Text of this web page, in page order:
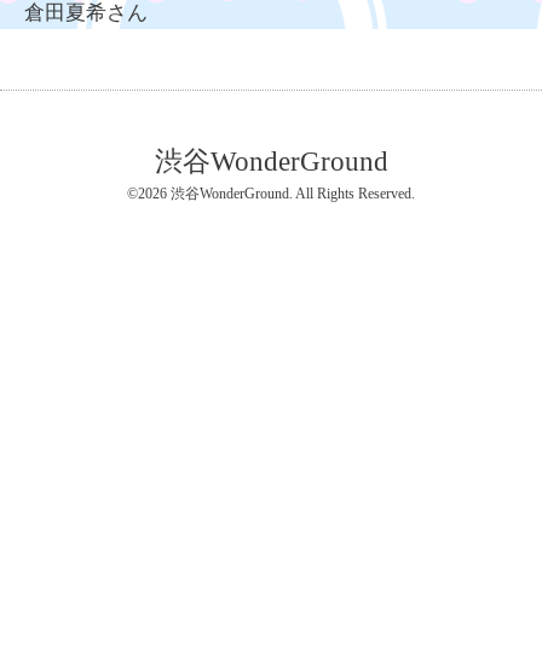
倉田夏希さん
渋谷WonderGround
©2026 渋谷WonderGround. All Rights Reserved.